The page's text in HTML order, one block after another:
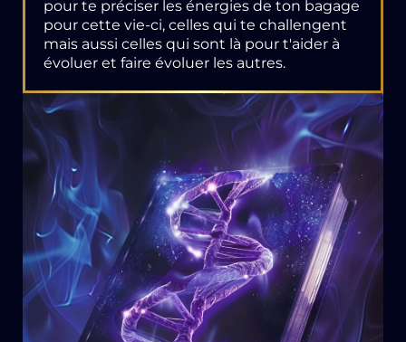
pour te préciser les énergies de ton bagage
pour cette vie-ci, celles qui te challengent
mais aussi celles qui sont là pour t'aider à
évoluer et faire évoluer les autres.